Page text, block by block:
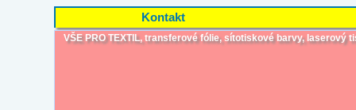
Kontakt
VŠE PRO TEXTIL, transferové fólie, sítotiskové barvy,